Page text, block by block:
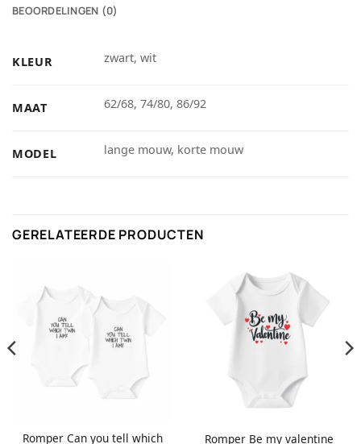
BEOORDELINGEN (0)
KLEUR zwart, wit
MAAT 62/68, 74/80, 86/92
MODEL lange mouw, korte mouw
GERELATEERDE PRODUCTEN
Romper Can you tell which
Romper Be my valentine